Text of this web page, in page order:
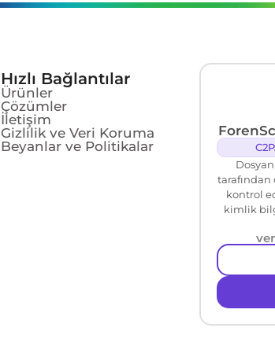
Hızlı Bağlantılar
Ürünler
Çözümler
İletişim
Gizlilik ve Veri Koruma
Beyanlar ve Politikalar
tarafından
kontrol
kimlik